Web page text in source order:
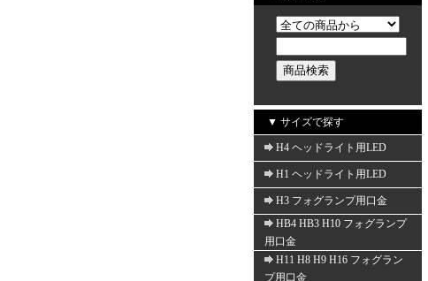
▼ サイズで探す
H4 ヘッドライト用LED
H1 ヘッドライト用LED
H3 フォグランプ用口金
HB4 HB3 H10 フォグランプ
用口金
H11 H8 H9 H16 フォグラン
プ用口金